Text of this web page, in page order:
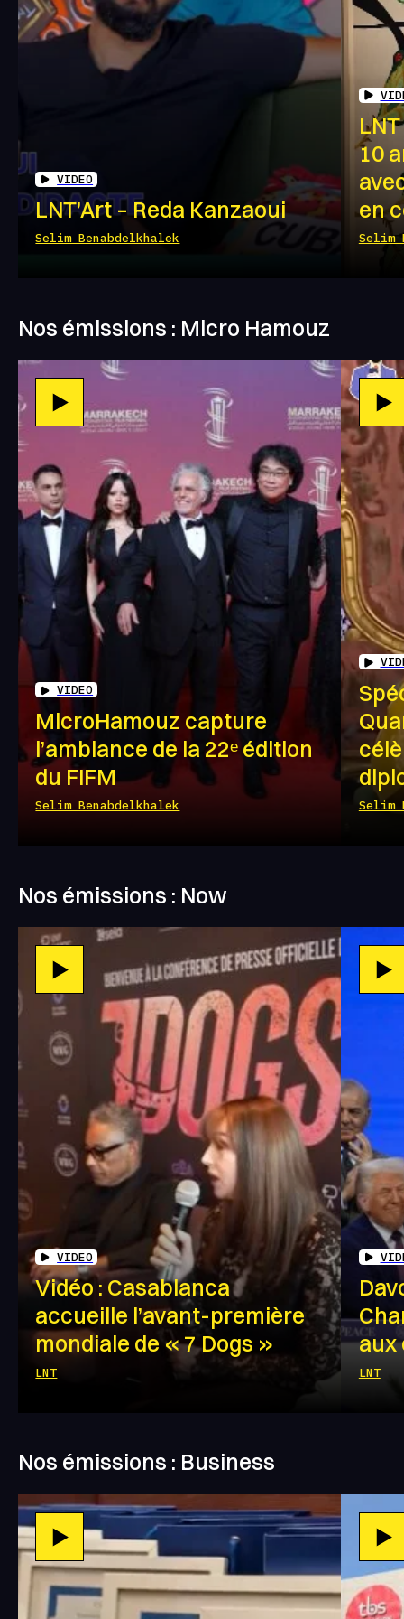
VIDEO
LNT’Art – Reda Kanzaoui
Selim Benabdelkhalek
10
en
Selim
Nos émissions : Micro Hamouz
VIDEO
MicroHamouz capture
l’ambiance de la 22ᵉ édition
du FIFM
Selim Benabdelkhalek Selim
Nos émissions : Now
VIDEO
Vidéo : Casablanca
accueille l’avant-première
mondiale de « 7 Dogs »
LNT
aux
LNT
Nos émissions : Business